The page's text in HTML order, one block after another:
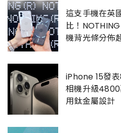
這支手機在英
比！
機背光條分佈
iPhone 15發
相機升級
用鈦金屬設計